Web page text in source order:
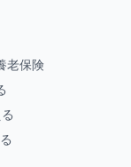
老保険